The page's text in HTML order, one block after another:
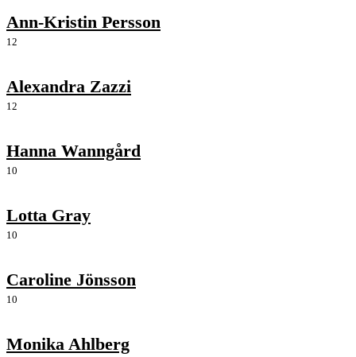
Ann-Kristin Persson
12
Alexandra Zazzi
12
Hanna Wanngård
10
Lotta Gray
10
Caroline Jönsson
10
Monika Ahlberg